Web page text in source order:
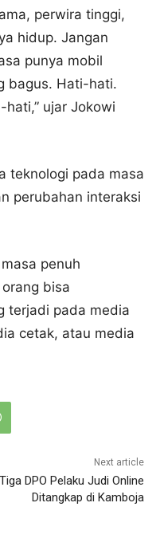
perwira tinggi,
hidup. Jangan
punya mobil
bagus. Hati-hati.
ujar Jokowi
teknologi pada masa
perubahan interaksi
penuh
bisa
terjadi pada media
cetak, atau media
Next article
Tiga DPO Pelaku Judi Online
Ditangkap di Kamboja